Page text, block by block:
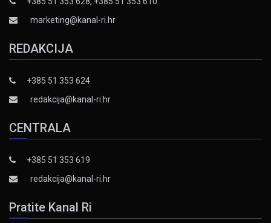
marketing@kanal-ri.hr
REDAKCIJA
+385 51 353 624
redakcija@kanal-ri.hr
CENTRALA
+385 51 353 619
redakcija@kanal-ri.hr
Pratite Kanal Ri